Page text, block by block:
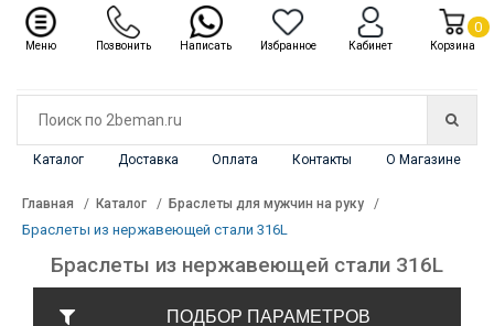
Каталог Доставка Оплата Контакты О Магазине
Каталог ✖
Главная Каталог Браслеты для мужчин на руку
Браслеты из нержавеющей стали 316L
Браслеты из нержавеющей стали 316L
ПОДБОР ПАРАМЕТРОВ
Меню Позвонить Написать Избранное Кабинет Корзина
0